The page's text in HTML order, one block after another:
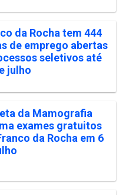
da Rocha tem 444
de emprego abertas
seletivos até
julho
da Mamografia
exames gratuitos
da Rocha em 6